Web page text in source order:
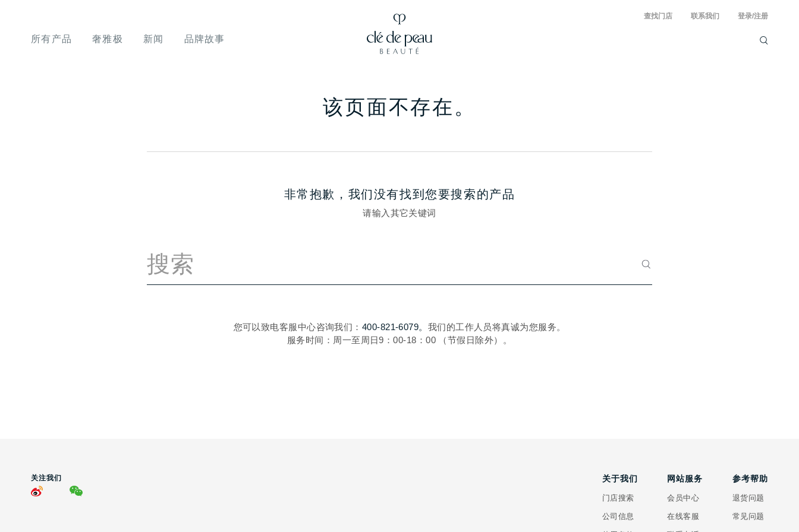
所有产品 奢雅极 新闻 品牌故事
查找门店 联系我们 登录/注册
该页面不存在。
非常抱歉，我们没有找到您要搜索的产品
请输入其它关键词
您可以致电客服中心咨询我们： 400-821-6079。 我们的工作人员将真诚为您服务。
服务时间：周一至周日9：00-18：00 （节假日除外）。
关注我们 关于我们
门店搜索
公司信息
网站服务
会员中心
在线客服
参考帮助
退货问题
常见问题